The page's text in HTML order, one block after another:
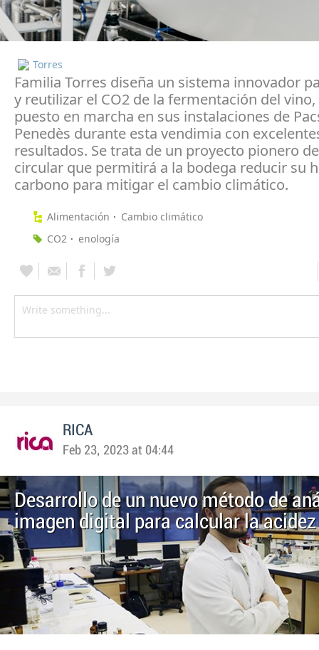
Torres
Familia Torres diseña un sistema innovador
y reutilizar el CO2 de la fermentación del vino,
puesto en marcha en sus instalaciones de
Penedès durante esta vendimia con
resultados. Se trata de un proyecto pionero
circular que permitirá a la bodega reducir su
carbono para mitigar el cambio climático.
Alimentación
Cambio climático
CO2
enología
RICA
Feb 23, 2023 at 04:44
Desarrollo de un nuevo método de
imagen digital para calcular la